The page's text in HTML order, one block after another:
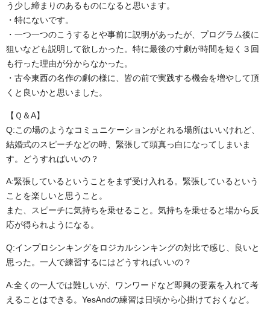
う少し締まりのあるものになると思います。
・特にないです。
・一つ一つのこうするとや事前に説明があったが、プログラム後に
狙いなども説明して欲しかった。特に最後の寸劇が時間を短く３回
も行った理由が分からなかった。
・古今東西の名作の劇の様に、皆の前で実践する機会を増やして頂
くと良いかと思いました。
【Ｑ＆A】
Q:この場のようなコミュニケーションがとれる場所はいいけれど、
結婚式のスピーチなどの時、緊張して頭真っ白になってしまいま
す。どうすればいいの？
A:緊張しているということをまず受け入れる。緊張しているという
ことを楽しいと思うこと。
また、スピーチに気持ちを乗せること。気持ちを乗せると場から反
応が得られようになる。
Q:インプロシンキングをロジカルシンキングの対比で感じ、良いと
思った。一人で練習するにはどうすればいいの？
A:全くの一人では難しいが、ワンワードなど即興の要素を入れて考
えることはできる。YesAndの練習は日頃から心掛けておくなど。